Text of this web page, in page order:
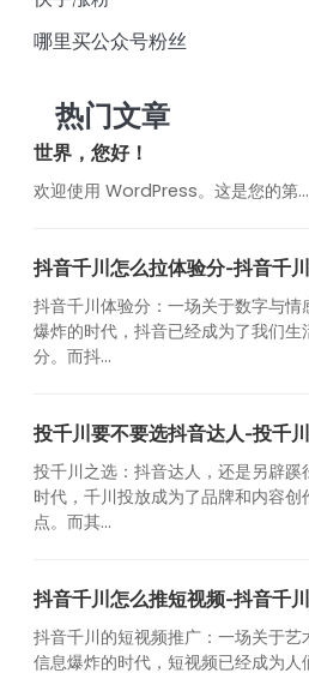
哪里买公众号粉丝
热门文章
世界，您好！
欢迎使用 WordPress。这是您的第…
抖音千川怎么拉体验分-抖音千
抖音千川体验分：一场关于数字与情
爆炸的时代，抖音已经成为了我们生
分。而抖...
投千川要不要选抖音达人-投千
投千川之选：抖音达人，还是另辟蹊
时代，千川投放成为了品牌和内容创
点。而其...
抖音千川怎么推短视频-抖音千
抖音千川的短视频推广：一场关于艺
信息爆炸的时代，短视频已经成为